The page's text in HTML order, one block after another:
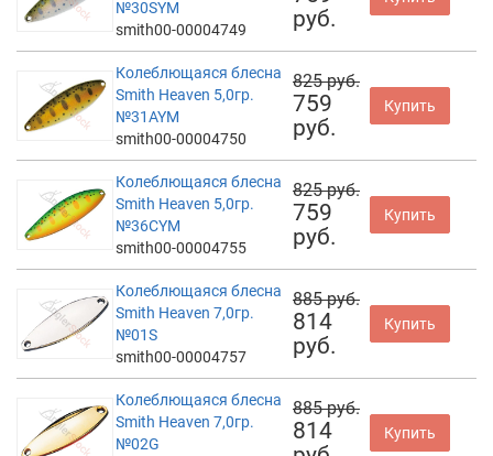
№30SYM
smith00-00004749
руб.
Колеблющаяся блесна
Smith Heaven 5,0гр.
№31AYM
smith00-00004750
825 руб.
759
руб.
Купить
Колеблющаяся блесна
Smith Heaven 5,0гр.
№36CYM
smith00-00004755
825 руб.
759
руб.
Купить
Колеблющаяся блесна
Smith Heaven 7,0гр.
№01S
smith00-00004757
885 руб.
814
руб.
Купить
Колеблющаяся блесна
Smith Heaven 7,0гр.
№02G
885 руб.
814
Купить